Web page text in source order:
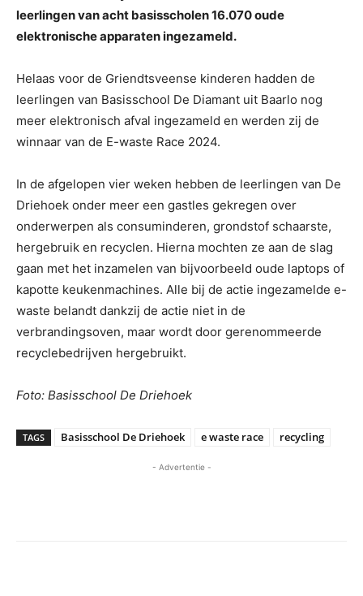
leerlingen van acht basisscholen 16.070 oude
elektronische apparaten ingezameld.
Helaas voor de Griendtsveense kinderen hadden de
leerlingen van Basisschool De Diamant uit Baarlo nog
meer elektronisch afval ingezameld en werden zij de
winnaar van de E-waste Race 2024.
In de afgelopen vier weken hebben de leerlingen van De
Driehoek onder meer een gastles gekregen over
onderwerpen als consuminderen, grondstof schaarste,
hergebruik en recyclen. Hierna mochten ze aan de slag
gaan met het inzamelen van bijvoorbeeld oude laptops of
kapotte keukenmachines. Alle bij de actie ingezamelde e-
waste belandt dankzij de actie niet in de
verbrandingsoven, maar wordt door gerenommeerde
recyclebedrijven hergebruikt.
Foto: Basisschool De Driehoek
TAGS Basisschool De Driehoek e waste race recycling
- Advertentie -